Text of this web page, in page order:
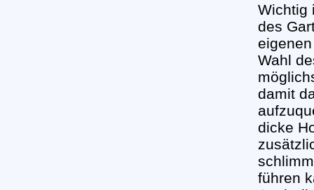
Wichtig
des
Wahl
damit
dicke
führen